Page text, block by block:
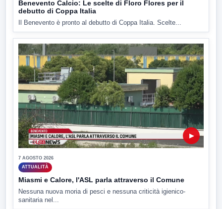
Benevento Calcio: Le scelte di Floro Flores per il
debutto di Coppa Italia
Il Benevento è pronto al debutto di Coppa Italia. Scelte...
▶
7 AGOSTO 2026
ATTUALITÀ
Miasmi e Calore, l'ASL parla attraverso il Comune
Nessuna nuova moria di pesci e nessuna criticità igienico-
sanitaria nel...